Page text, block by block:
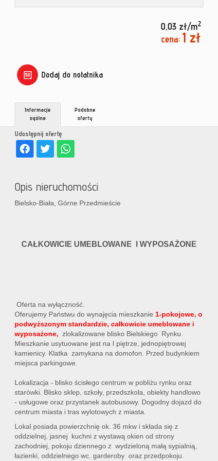
0,03 zł/m2
cena: 1 zł
Dodaj do notatnika
Udostępnij ofertę
Informacje
ogólne
Podobne
oferty
Opis nieruchomości
Bielsko-Biała, Górne Przedmieście
CAŁKOWICIE UMEBLOWANE I WYPOSAŻONE
Oferta na wyłączność.
Oferujemy Państwu do wynajęcia mieszkanie 1-pokojowe, o
podwyższonym standardzie, całkowicie umeblowane i
wyposażone, zlokalizowane blisko Bielskiego Rynku.
Mieszkanie usytuowane jest na I piętrze, jednopiętrowej
kamienicy. Klatka zamykana na domofon. Przed budynkiem
miejsca parkingowe.
Lokalizacja - blisko ścisłego centrum w pobliżu rynku oraz
starówki. Blisko sklep, szkoły, przedszkola, obiekty handlowo
- usługowe oraz przystanek autobusowy. Dogodny dojazd do
centrum miasta i tras wylotowych z miasta.
Lokal posiada powierzchnię ok. 36 mkw i składa się z
oddzielnej, jasnej kuchni z wystawą okien od strony
zachodniej, pokoju dziennego z wydzieloną małą sypialnią,
łazienki, oddzielnego wc, garderoby oraz przedpokoju.